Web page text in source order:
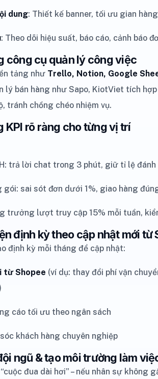
dung: Thiết kế banner, tối ưu gian
: Theo dõi hiệu suất, báo cáo, cảnh báo
công cụ quản lý công việc
tảng như Trello, Notion, Google
lý bán hàng như Sapo, KiotViet tích
tránh chồng chéo nhiệm vụ.
KPI rõ ràng cho từng vị trí
trả lời chat trong 3 phút, giữ tỉ lệ
gói: sai sót đơn dưới 1%, giao hàng
trưởng lượt truy cập 15% mỗi tuần,
định kỳ theo cập nhật mới từ
định kỳ mỗi tháng để cập nhật:
từ Shopee (ví dụ: thay đổi phí vận
cáo tối ưu theo ngân sách
khách hàng chuyên nghiệp
ngũ & tạo môi trường làm
đua dài hơi” – nếu nhân sự không